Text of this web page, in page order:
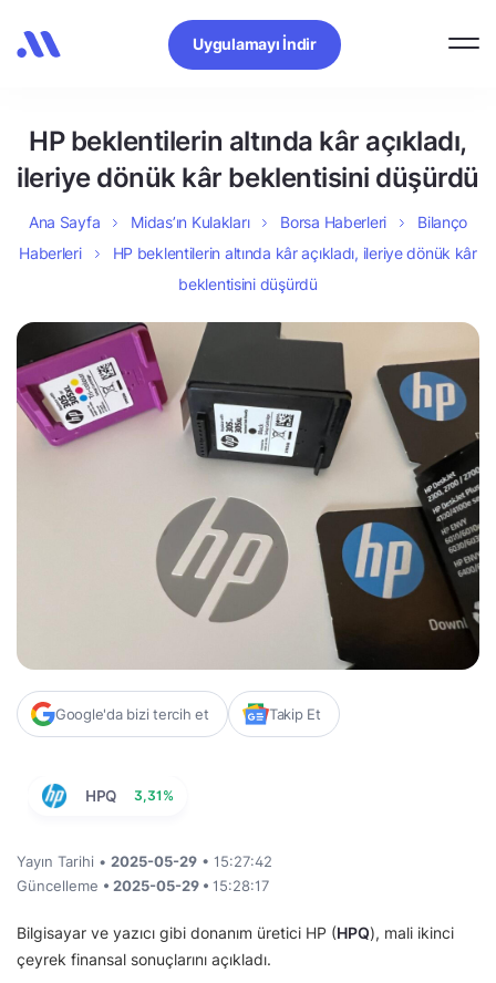
Uygulamayı İndir
HP beklentilerin altında kâr açıkladı,
ileriye dönük kâr beklentisini düşürdü
Ana Sayfa Midas’ın Kulakları Borsa Haberleri
Bilanço
Haberleri
HP beklentilerin altında kâr açıkladı, ileriye dönük kâr
beklentisini düşürdü
Google'da bizi tercih et Takip Et
HPQ 3,31%
Yayın Tarihi • 2025-05-29 • 15:27:42
Güncelleme • 2025-05-29 • 15:28:17
Bilgisayar ve yazıcı gibi donanım üretici HP (HPQ), mali ikinci
çeyrek finansal sonuçlarını açıkladı.